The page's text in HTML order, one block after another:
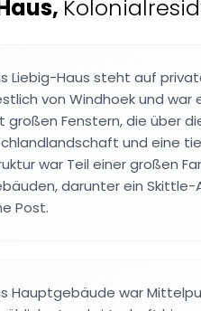
,
Liebig-Haus steht auf
von Windhoek und
großen Fenstern, die über
und eine
war Teil einer großen
darunter ein Skittle-
Post.
Hauptgebäude war